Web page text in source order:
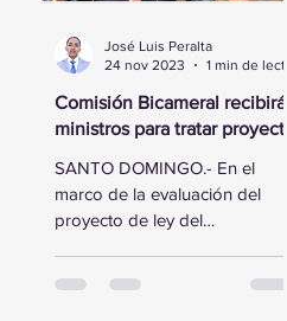
Comisión Bicameral recibirá
ministros para tratar proyecto
General del Estado
SANTO DOMINGO.- En el
marco de la evaluación del
proyecto de ley del
José Luis Peralta
24 nov 2023